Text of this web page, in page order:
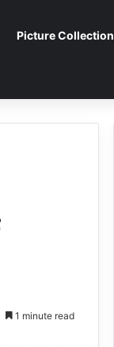
Picture Collection
1 minute read